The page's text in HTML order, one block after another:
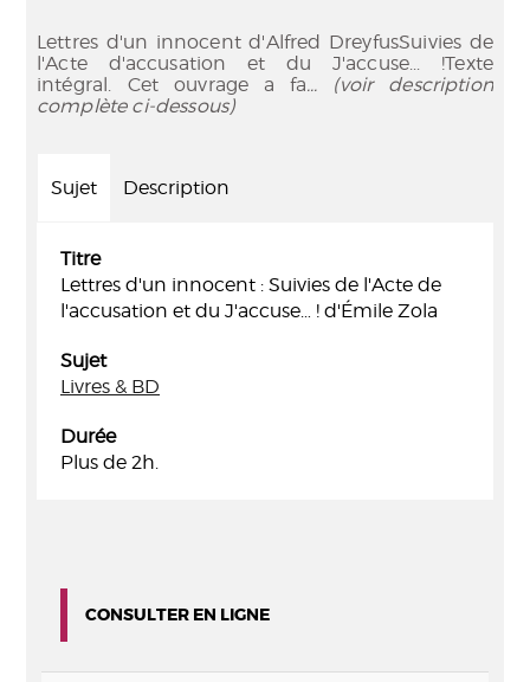
Lettres d'un innocent d'Alfred DreyfusSuivies de
l'Acte d'accusation et du J'accuse... !Texte
intégral. Cet ouvrage a fa... (voir description
complète ci-dessous)
Sujet Description
Titre
Lettres d'un innocent : Suivies de l'Acte de
l'accusation et du J'accuse… ! d'Émile Zola
Sujet
Livres & BD
Durée
Plus de 2h.
CONSULTER EN LIGNE